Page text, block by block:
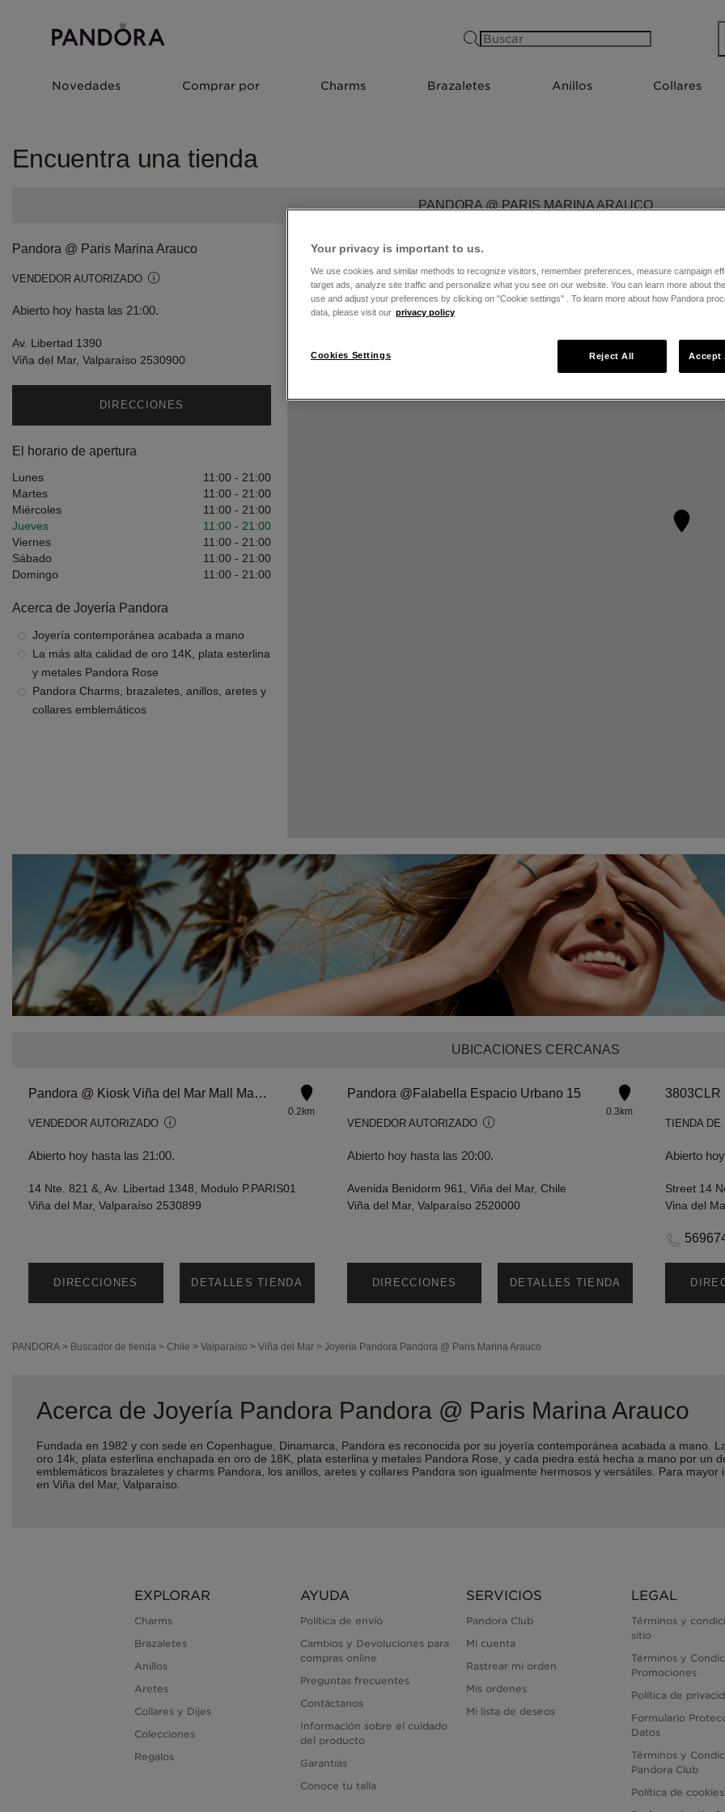
Novedades Comprar por Charms Brazaletes Anillos Collares
Encuentra una tienda
PANDORA @ PARIS MARINA ARAUCO
Pandora @ Paris Marina Arauco
VENDEDOR AUTORIZADO
Abierto hoy hasta las 21:00.
Av. Libertad 1390
Viña del Mar, Valparaíso 2530900
DIRECCIONES
El horario de apertura
Lunes 11:00 - 21:00
Martes
11:00 - 21:00
Miércoles
11:00 - 21:00
Jueves
11:00 - 21:00
Viernes
11:00 - 21:00
Sábado
11:00 - 21:00
Domingo
11:00 - 21:00
Acerca de Joyería Pandora
Joyería contemporánea acabada a mano
La más alta calidad de oro 14K, plata esterlina
y metales Pandora Rose
Pandora Charms, brazaletes, anillos, aretes y
collares emblemáticos
UBICACIONES CERCANAS
Pandora @ Kiosk Viña del Mar Mall Marina Arauco
VENDEDOR AUTORIZADO
Abierto hoy hasta las 21:00.
0.2km
14 Nte. 821 &, Av. Libertad 1348, Modulo P.PARIS01
Viña del Mar, Valparaíso 2530899
DIRECCIONES DETALLES TIENDA
Pandora @Falabella Espacio Urbano 15
VENDEDOR AUTORIZADO
Abierto hoy hasta las 20:00.
0.3km
Avenida Benidorm 961, Viña del Mar, Chile
Viña del Mar, Valparaíso 2520000
DIRECCIONES DETALLES TIENDA
TIENDA DE
Abierto
Street 14
Vina del
PANDORA > Buscador de tienda > Chile > Valparaíso > Viña del Mar > Joyería Pandora Pandora @ Paris Marina Arauco
Acerca de Joyería Pandora Pandora @ Paris Marina Arauco
Fundada en 1982 y con sede en Copenhague, Dinamarca, Pandora es reconocida por su joyería contemporánea acabada a mano.
oro 14k, plata esterlina enchapada en oro de 18K, plata esterlina y metales Pandora Rose, y cada piedra está hecha a mano por un
emblemáticos brazaletes y charms Pandora, los anillos, aretes y collares Pandora son igualmente hermosos y versátiles. Para
en Viña del Mar, Valparaíso.
EXPLORAR
Charms
Brazaletes
Anillos
Aretes
Collares y Dijes
Colecciones
Regalos
AYUDA
Política de envío
Cambios y Devoluciones para
compras online
Preguntas frecuentes
Contáctanos
Información sobre el cuidado
del producto
Garantías
Conoce tu talla
SERVICIOS
Pandora Club
Mi cuenta
Rastrear mi orden
Mis ordenes
Mi lista de deseos
LEGAL
Términos y
sitio
Términos y
Promociones
Política de
Formulario
Datos
Términos y
Pandora Club
Política de cookies
Your privacy is important to us.
We use cookies and similar methods to recognize visitors, remember preferences, measure campaign
target ads, analyze site traffic and personalize what you see on our website. You can learn more about
use and adjust your preferences by clicking on "Cookie settings" . To learn more about how Pandora
data, please visit our privacy policy
Cookies Settings Reject All Accept